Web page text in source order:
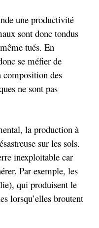
une productivité
sont donc tondus
tués. En
se méfier de
des
ne sont pas
la production à
sur les sols.
inexploitable car
Par exemple, les
qui produisent le
lorsqu’elles broutent